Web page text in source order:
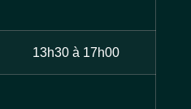
13h30 à 17h00